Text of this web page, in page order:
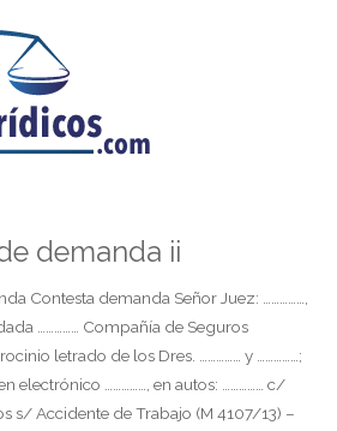
demanda ii
Contesta demanda Señor Juez: ……………,
…………… Compañía de Seguros
letrado de los Dres. …………… y ……………;
electrónico ……………, en autos: …………… c/
s/ Accidente de Trabajo (M 4107/13) –